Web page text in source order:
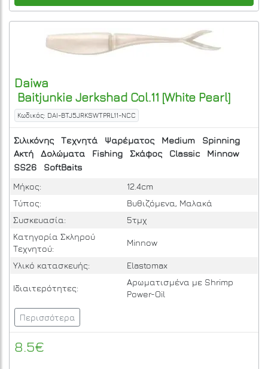
Daiwa
Baitjunkie Jerkshad Col.11 [White Pearl]
Κωδικός: DAI-BTJ5JRKSWTPRL11-NCC
Σιλικόνης Τεχνητά Ψαρέματος Medium
Spinning
Ακτή
Δολώματα Fishing Σκάφος Classic
Minnow
SS26
SoftBaits
Μήκος:
12.4cm
Τύπος:
Βυθιζόμενα, Μαλακά
Συσκευασία:
5τμχ
Κατηγορία Σκληρού
Τεχνητού:
Minnow
Υλικό κατασκευής: Elastomax
Ιδιαιτερότητες:
Αρωματισμένα με Shrimp
Power-Oil
Περισσότερα
8.5€